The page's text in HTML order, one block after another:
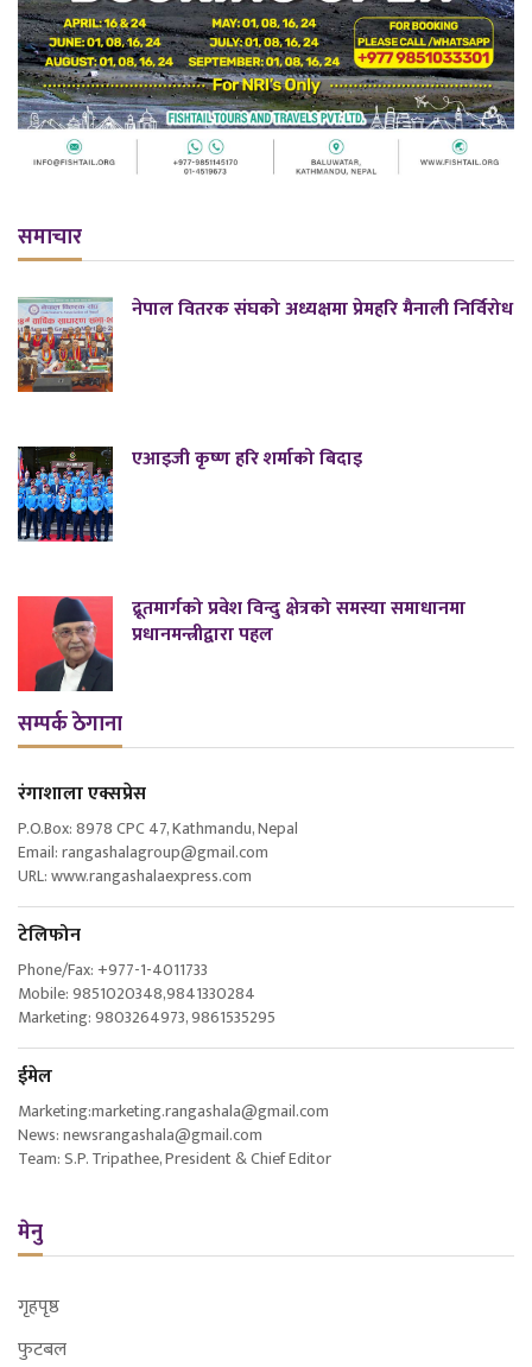
समाचार
नेपाल वितरक संघको अध्यक्षमा प्रेमहरि मैनाली निर्विरोध
एआइजी कृष्ण हरि शर्माको बिदाइ
द्रूतमार्गको प्रवेश विन्दु क्षेत्रको समस्या समाधानमा
प्रधानमन्त्रीद्वारा पहल
सम्पर्क ठेगाना
रंगाशाला एक्सप्रेस
P.O.Box: 8978 CPC 47, Kathmandu, Nepal
Email: rangashalagroup@gmail.com
URL: www.rangashalaexpress.com
टेलिफोन
Phone/Fax: +977-1-4011733
Mobile: 9851020348,9841330284
Marketing: 9803264973, 9861535295
ईमेल
Marketing:marketing.rangashala@gmail.com
News: newsrangashala@gmail.com
Team: S.P. Tripathee, President & Chief Editor
मेनु
गृहपृष्ठ
फुटबल